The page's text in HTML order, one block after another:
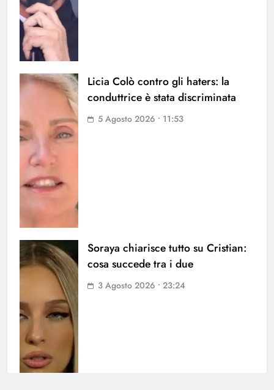
Licia Colò contro gli haters: la
conduttrice è stata discriminata
5 Agosto 2026 • 11:53
Soraya chiarisce tutto su Cristian:
cosa succede tra i due
3 Agosto 2026 • 23:24